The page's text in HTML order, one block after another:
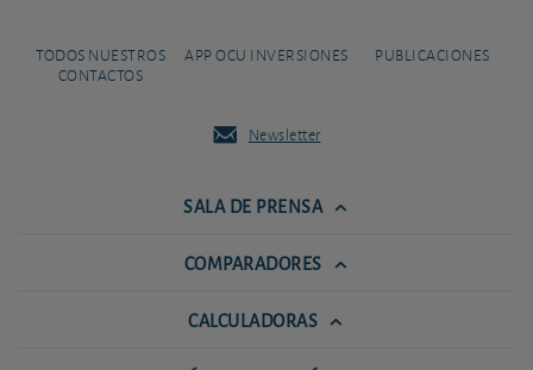
TODOS NUESTROS
CONTACTOS
APP OCU INVERSIONES PUBLICACIONES
Newsletter
SALA DE PRENSA
COMPARADORES
CALCULADORAS